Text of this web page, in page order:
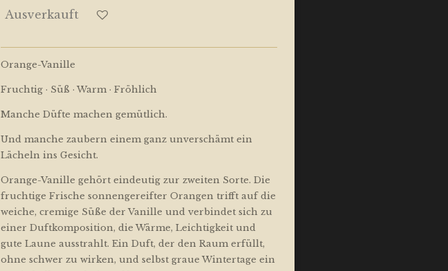
Ausverkauft
Orange-Vanille
Fruchtig · Süß · Warm · Fröhlich
Manche Düfte machen gemütlich.
Und manche zaubern einem ganz unverschämt ein
Lächeln ins Gesicht.
Orange-Vanille gehört eindeutig zur zweiten Sorte. Die
fruchtige Frische sonnengereifter Orangen trifft auf die
weiche, cremige Süße der Vanille und verbindet sich zu
einer Duftkomposition, die Wärme, Leichtigkeit und
gute Laune ausstrahlt. Ein Duft, der den Raum erfüllt,
ohne schwer zu wirken, und selbst graue Wintertage ein